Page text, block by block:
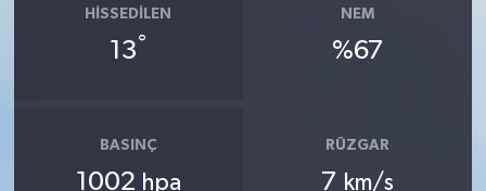
HISSEDILEN
13°
NEM
%67
BASINÇ
1002 hpa
RÜZGAR
7 km/s